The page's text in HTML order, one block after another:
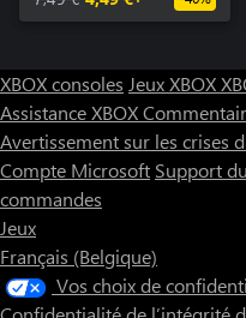
XBOX consoles Jeux XBOX
Assistance XBOX
Avertissement sur les crises
Compte Microsoft Support
commandes
Jeux
Français (Belgique)
Vos choix de